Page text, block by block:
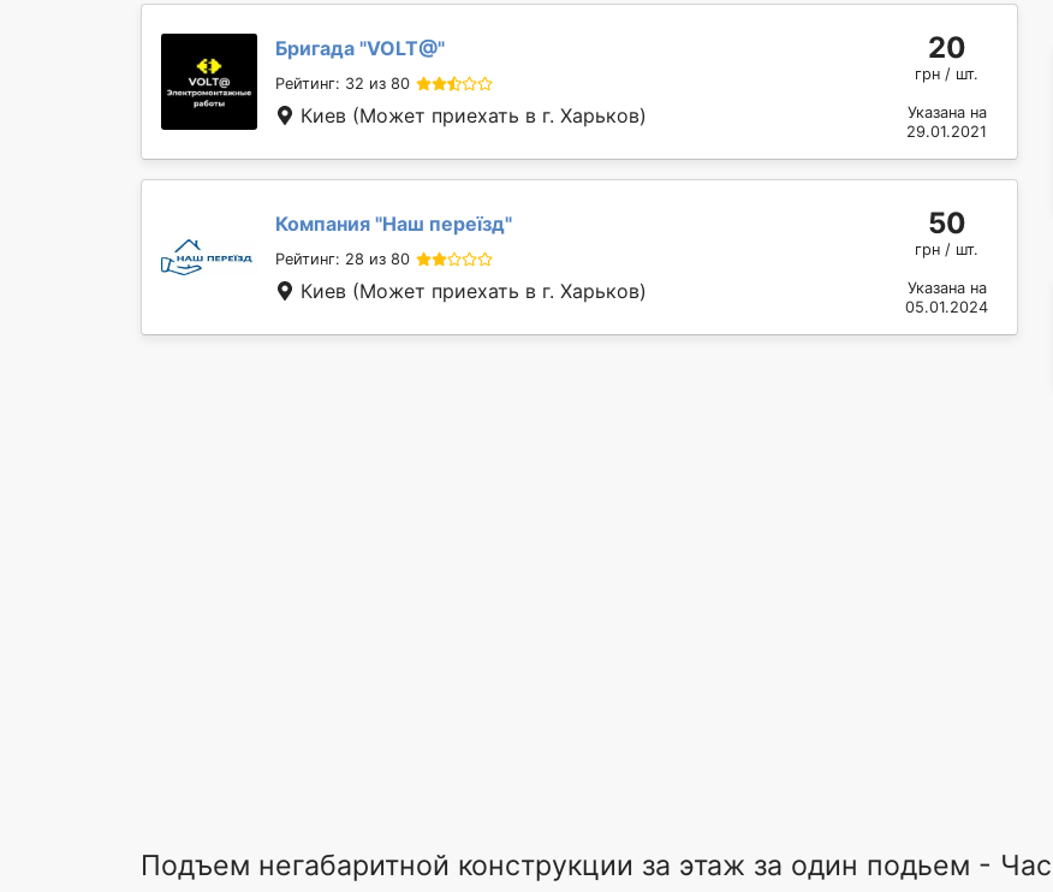
Бригада "VOLT@"
Рейтинг: 32 из 80
Киев (Может приехать в г. Харьков)
20
грн / шт.
Указана на
29.01.2021
Компания "Наш переїзд"
Рейтинг: 28 из 80
Киев (Может приехать в г. Харьков)
50
грн / шт.
Указана на
05.01.2024
Подъем негабаритной конструкции за этаж за один подьем -